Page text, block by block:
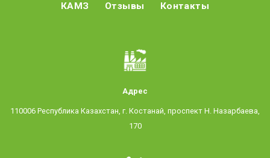
КАМЗ Отзывы Контакты
Адрес
110006 Республика Казахстан, г. Костанай, проспект Н. Назарбаева,
170